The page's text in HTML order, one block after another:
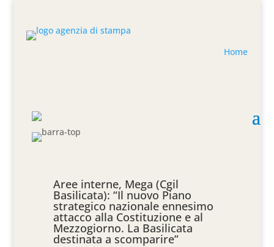
Home
Aree interne, Mega (Cgil
Basilicata): “Il nuovo Piano
strategico nazionale ennesimo
attacco alla Costituzione e al
Mezzogiorno. La Basilicata
destinata a scomparire”